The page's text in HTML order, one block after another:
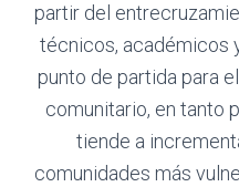
partir del
técnicos, académicos
punto de partida para
comunitario, en tanto
tiende a
comunidades más